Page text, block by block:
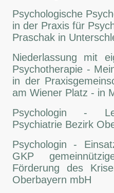
Psychologische
in der Praxis für
Praschak in
Niederlassung mit
Psychotherapie -
in der
am Wiener Platz - in
Psychologin -
Psychiatrie Bezirk
Psychologin -
GKP
Förderung des
Oberbayern mbH